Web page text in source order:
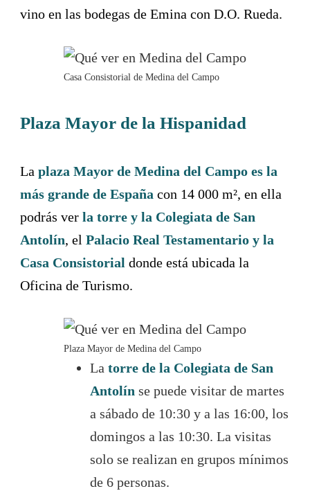
vino en las bodegas de Emina con D.O. Rueda.
Casa Consistorial de Medina del Campo
Plaza Mayor de la Hispanidad
La plaza Mayor de Medina del Campo es la
más grande de España con 14 000 m², en ella
podrás ver la torre y la Colegiata de San
Antolín, el Palacio Real Testamentario y la
Casa Consistorial donde está ubicada la
Oficina de Turismo.
Plaza Mayor de Medina del Campo
Latorre de la Colegiata de San
Antolín se puede visitar de martes
a sábado de 10:30 y a las 16:00, los
domingos a las 10:30. La visitas
solo se realizan en grupos mínimos
de 6 personas.